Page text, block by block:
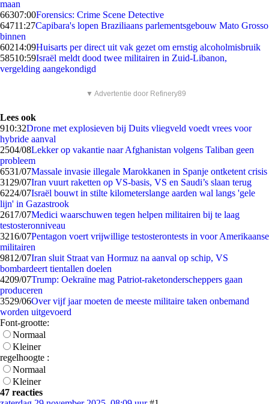
maan
66307:00Forensics: Crime Scene Detective
64711:27Capibara's lopen Braziliaans parlementsgebouw Mato Grosso
binnen
60214:09Huisarts per direct uit vak gezet om ernstig alcoholmisbruik
58510:59Israël meldt dood twee militairen in Zuid-Libanon,
vergelding aangekondigd
▼ Advertentie door Refinery89
Lees ook
910:32Drone met explosieven bij Duits vliegveld voedt vrees voor
hybride aanval
2504/08Lekker op vakantie naar Afghanistan volgens Taliban geen
probleem
6531/07Massale invasie illegale Marokkanen in Spanje ontketent crisis
31 29/07Iran vuurt raketten op VS-basis, VS en Saudi’s slaan terug
6224/07Israël bouwt in stilte kilometerslange aarden wal langs 'gele
lijn' in Gazastrook
2617/07Medici waarschuwen tegen helpen militairen bij te laag
testosteronniveau
3216/07Pentagon voert vrijwillige testosterontests in voor Amerikaanse
militairen
9812/07Iran sluit Straat van Hormuz na aanval op schip, VS
bombardeert tientallen doelen
4209/07Trump: Oekraïne mag Patriot-raketonderscheppers gaan
produceren
3529/06Over vijf jaar moeten de meeste militaire taken onbemand
worden uitgevoerd
Font-grootte:
Normaal
Kleiner
regelhoogte :
Normaal
Kleiner
47 reacties